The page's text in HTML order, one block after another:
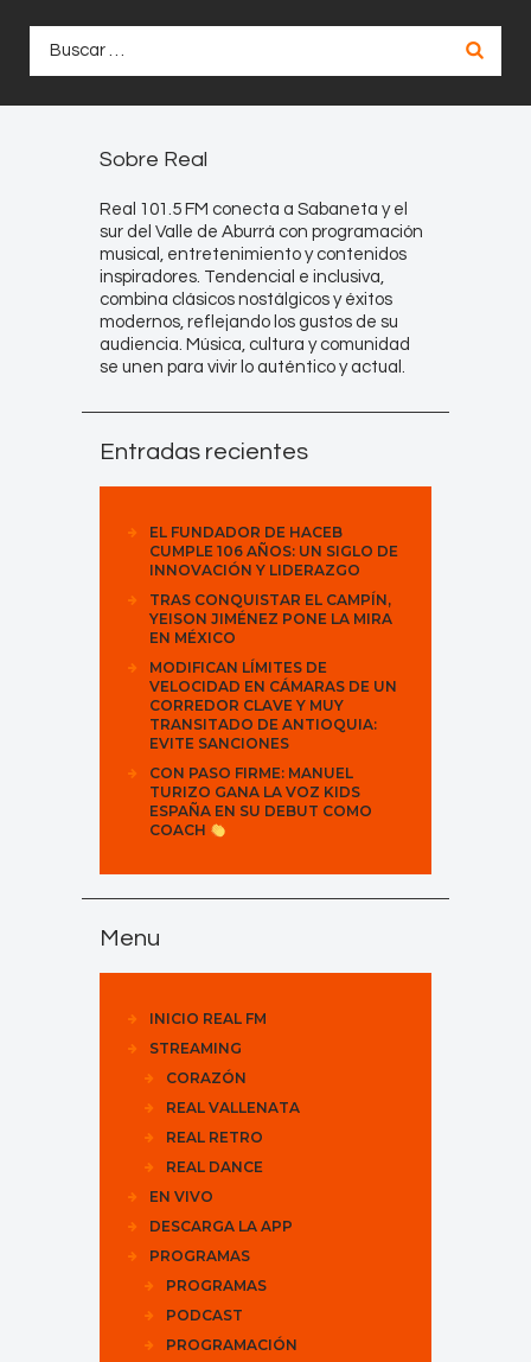
Sobre Real
Real 101.5 FM conecta a Sabaneta y el
sur del Valle de Aburrá con programación
musical, entretenimiento y contenidos
inspiradores. Tendencial e inclusiva,
combina clásicos nostálgicos y éxitos
modernos, reflejando los gustos de su
audiencia. Música, cultura y comunidad
se unen para vivir lo auténtico y actual.
Entradas recientes
EL FUNDADOR DE HACEB
CUMPLE 106 AÑOS: UN SIGLO DE
INNOVACIÓN Y LIDERAZGO
TRAS CONQUISTAR EL CAMPÍN,
YEISON JIMÉNEZ PONE LA MIRA
EN MÉXICO
MODIFICAN LÍMITES DE
VELOCIDAD EN CÁMARAS DE UN
CORREDOR CLAVE Y MUY
TRANSITADO DE ANTIOQUIA:
EVITE SANCIONES
CON PASO FIRME: MANUEL
TURIZO GANA LA VOZ KIDS
ESPAÑA EN SU DEBUT COMO
COACH
Menu
INICIO REAL FM
STREAMING
CORAZÓN
REAL VALLENATA
REAL RETRO
REAL DANCE
EN VIVO
DESCARGA LA APP
PROGRAMAS
PROGRAMAS
PODCAST
PROGRAMACIÓN